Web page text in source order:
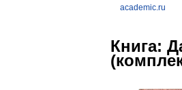
academic.ru
Книга: